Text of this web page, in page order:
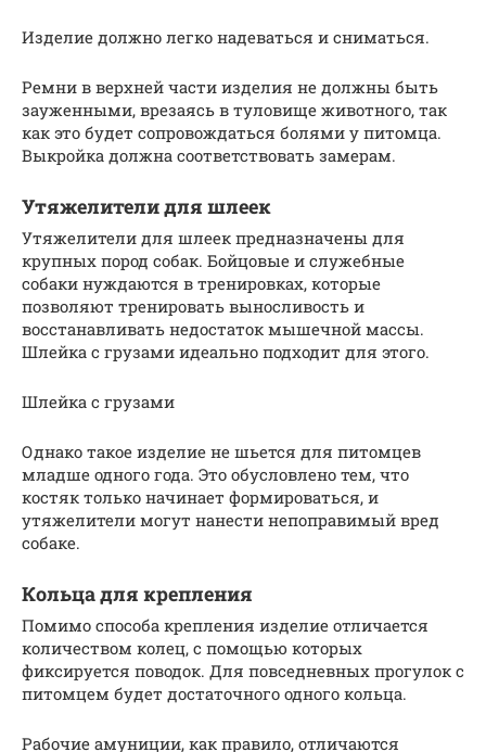
Изделие должно легко надеваться и сниматься.
Ремни в верхней части изделия не должны быть
зауженными, врезаясь в туловище животного, так
как это будет сопровождаться болями у питомца.
Выкройка должна соответствовать замерам.
Утяжелители для шлеек
Утяжелители для шлеек предназначены для
крупных пород собак. Бойцовые и служебные
собаки нуждаются в тренировках, которые
позволяют тренировать выносливость и
восстанавливать недостаток мышечной массы.
Шлейка с грузами идеально подходит для этого.
Шлейка с грузами
Однако такое изделие не шьется для питомцев
младше одного года. Это обусловлено тем, что
костяк только начинает формироваться, и
утяжелители могут нанести непоправимый вред
собаке.
Кольца для крепления
Помимо способа крепления изделие отличается
количеством колец, с помощью которых
фиксируется поводок. Для повседневных прогулок с
питомцем будет достаточного одного кольца.
Рабочие амуниции, как правило, отличаются